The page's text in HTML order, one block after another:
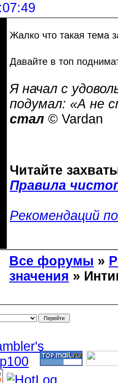
Жалко что такая тема
Давайте в топ
Я начал с
подумал: «А не
стал © Vardan
Читайте
Правила
Рекомендаций
Все форумы »
значения »